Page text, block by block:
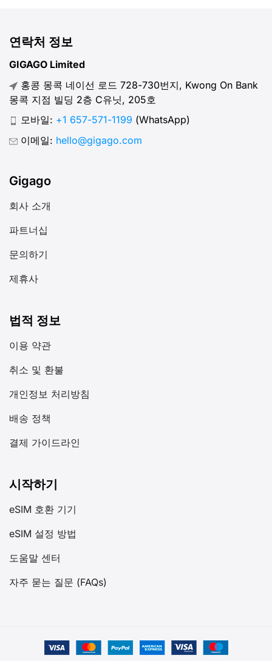
연락처 정보
GIGAGO Limited
홍콩 몽콕 네이선 로드 728-730번지, Kwong On Bank
몽콕 지점 빌딩 2층 C유닛, 205호
모바일: +1 657-571-1199 (WhatsApp)
이메일: hello@gigago.com
Gigago
회사 소개
파트너십
문의하기
제휴사
법적 정보
이용 약관
취소 및 환불
개인정보 처리방침
배송 정책
결제 가이드라인
시작하기
eSIM 호환 기기
eSIM 설정 방법
도움말 센터
자주 묻는 질문 (FAQs)